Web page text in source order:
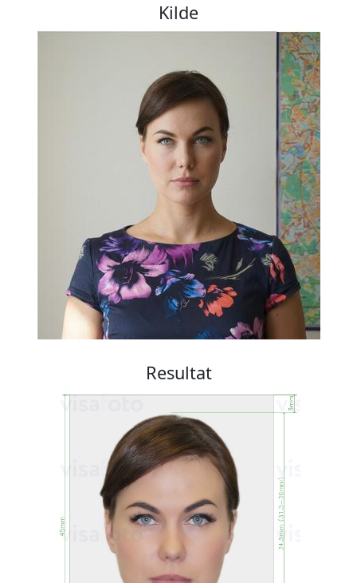
Kilde
Resultat